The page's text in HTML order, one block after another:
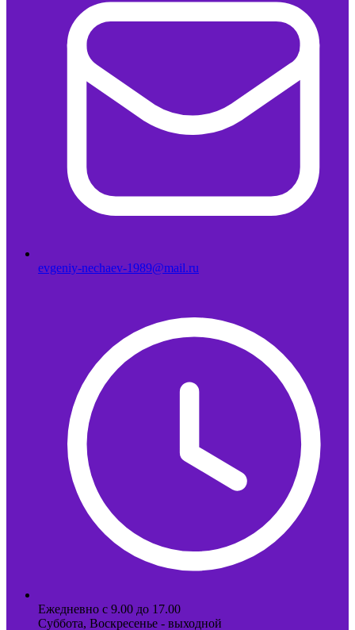
evgeniy-nechaev-1989@mail.ru
Ежедневно с 9.00 до 17.00
Суббота, Воскресенье - выходной